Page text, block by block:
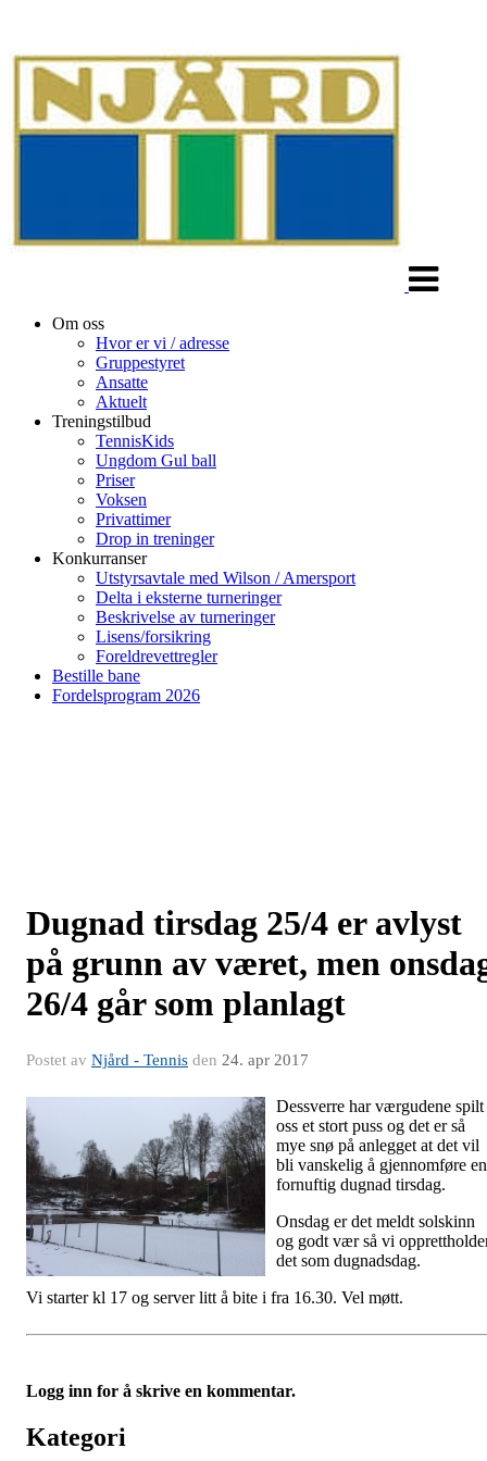
Om oss
Hvor er vi / adresse
Gruppestyret
Ansatte
Aktuelt
Treningstilbud
TennisKids
Ungdom Gul ball
Priser
Voksen
Privattimer
Drop in treninger
Konkurranser
Utstyrsavtale med Wilson / Amersport
Delta i eksterne turneringer
Beskrivelse av turneringer
Lisens/forsikring
Foreldrevettregler
Bestille bane
Fordelsprogram 2026
Dugnad tirsdag 25/4 er avlyst
på grunn av været, men
26/4 går som planlagt
Postet av Njård - Tennis den 24. apr 2017
Dessverre har værgudene spilt
oss et stort puss og det er så
mye snø på anlegget at det vil
bli vanskelig å gjennomføre en
fornuftig dugnad tirsdag.
Onsdag er det meldt solskinn
og godt vær så vi
det som dugnadsdag.
Vi starter kl 17 og server litt å bite i fra 16.30. Vel møtt.
Logg inn for å skrive en kommentar.
Kategori